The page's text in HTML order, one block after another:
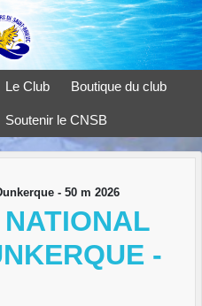
Le Club Boutique du club
Soutenir le CNSB
- 50 m 2026
-